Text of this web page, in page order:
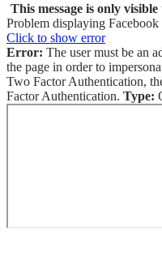
This message is only
Problem displaying
Click to show error
Error: The user must be an
the page in order to
Two Factor Authentication,
Factor Authentication. Type: